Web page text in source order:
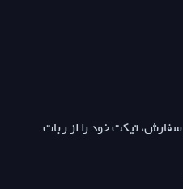
سفارش، تیکت خود را از ربات